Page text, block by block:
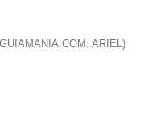
ARIEL)